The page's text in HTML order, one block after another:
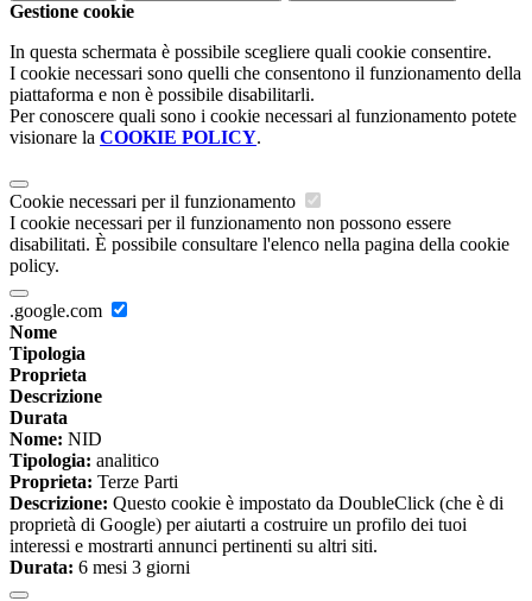
Gestione cookie
In questa schermata è possibile scegliere quali cookie consentire.
I cookie necessari sono quelli che consentono il funzionamento della
piattaforma e non è possibile disabilitarli.
Per conoscere quali sono i cookie necessari al funzionamento potete
visionare la COOKIE POLICY.
Cookie necessari per il funzionamento
I cookie necessari per il funzionamento non possono essere
disabilitati. È possibile consultare l'elenco nella pagina della cookie
policy.
.google.com
Nome
Tipologia
Proprieta
Descrizione
Durata
Nome: NID
Tipologia: analitico
Proprieta: Terze Parti
Descrizione: Questo cookie è impostato da DoubleClick (che è di
proprietà di Google) per aiutarti a costruire un profilo dei tuoi
interessi e mostrarti annunci pertinenti su altri siti.
Durata: 6 mesi 3 giorni